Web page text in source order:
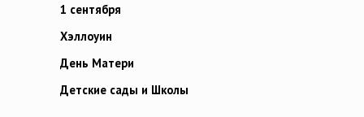
1 сентября
Хэллоуин
День Матери
Детские сады и Школы